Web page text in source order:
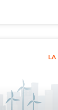
LA